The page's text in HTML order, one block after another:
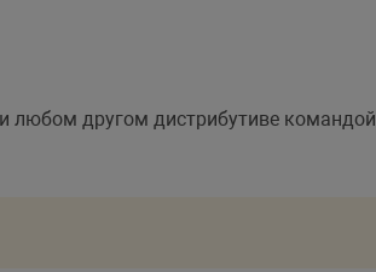
любом другом дистрибутиве командой